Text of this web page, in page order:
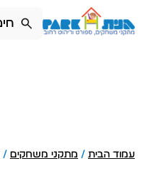
עמוד הבית / מתקני משחקים /